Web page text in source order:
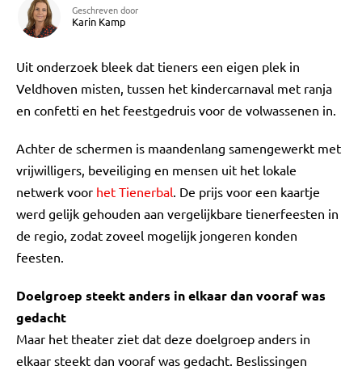
Geschreven door
Karin Kamp
Uit onderzoek bleek dat tieners een eigen plek in
Veldhoven misten, tussen het kindercarnaval met ranja
en confetti en het feestgedruis voor de volwassenen in.
Achter de schermen is maandenlang samengewerkt met
vrijwilligers, beveiliging en mensen uit het lokale
netwerk voor het Tienerbal. De prijs voor een kaartje
werd gelijk gehouden aan vergelijkbare tienerfeesten in
de regio, zodat zoveel mogelijk jongeren konden
feesten.
Doelgroep steekt anders in elkaar dan vooraf was
gedacht
Maar het theater ziet dat deze doelgroep anders in
elkaar steekt dan vooraf was gedacht. Beslissingen